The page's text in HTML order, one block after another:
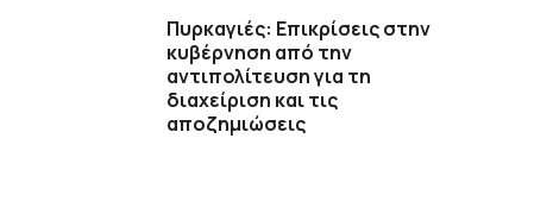
Πυρκαγιές: Επικρίσεις στην
κυβέρνηση από την
αντιπολίτευση για τη
διαχείριση και τις
αποζημιώσεις